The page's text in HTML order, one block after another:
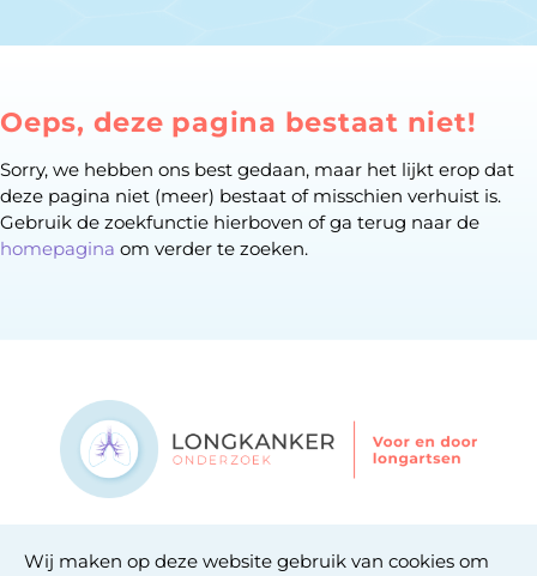
Oeps, deze pagina bestaat niet!
Sorry, we hebben ons best gedaan, maar het lijkt erop dat
deze pagina niet (meer) bestaat of misschien verhuist is.
Gebruik de zoekfunctie hierboven of ga terug naar de
homepagina om verder te zoeken.
Privacy statement
Wij maken op deze website gebruik van cookies om